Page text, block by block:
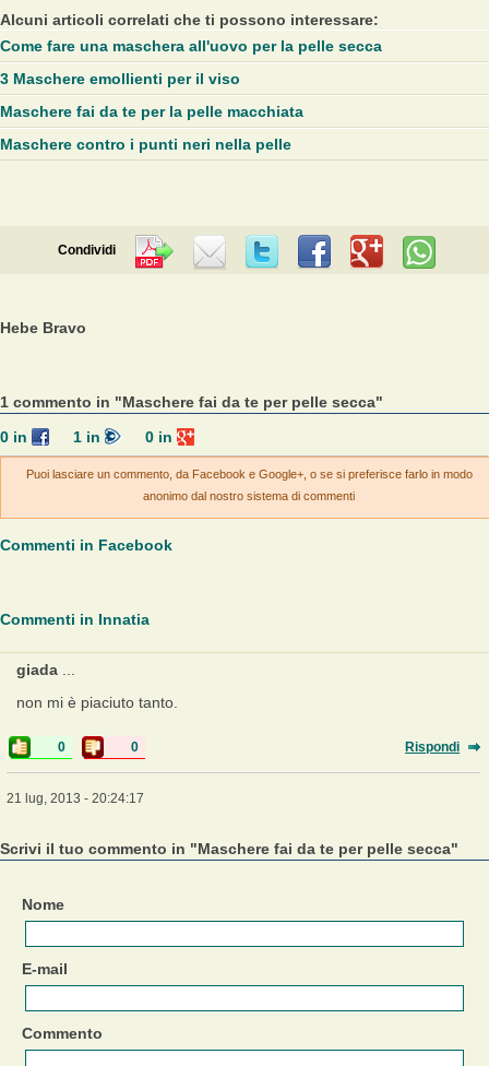
Alcuni articoli correlati che ti possono interessare:
Come fare una maschera all'uovo per la pelle secca
3 Maschere emollienti per il viso
Maschere fai da te per la pelle macchiata
Maschere contro i punti neri nella pelle
Condividi
Hebe Bravo
1 commento in "Maschere fai da te per pelle secca"
0in 1in 0 in
Puoi lasciare un commento, da Facebook e Google+, o se si preferisce farlo in modo
anonimo dal nostro sistema di commenti
Commenti in Facebook
Commenti in Innatia
giada
non mi è piaciuto tanto.
0 0 Rispondi
21 lug, 2013 - 20:24:17
Scrivi il tuo commento in "Maschere fai da te per pelle secca"
Nome
E-mail
Commento